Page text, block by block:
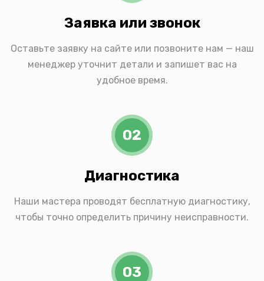
Заявка или звонок
Оставьте заявку на сайте или позвоните нам — наш
менеджер уточнит детали и запишет вас на
удобное время.
02
Диагностика
Наши мастера проводят бесплатную диагностику,
чтобы точно определить причину неисправности.
03